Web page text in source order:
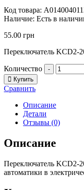
Код товара:
Наличие: Есть в
55.00 грн
Переключатель KCD2-
Количество -
Купить
Сравнить
Описание
Детали
Отзывы (0)
Описание
Переключатель KCD2-
автоматики в